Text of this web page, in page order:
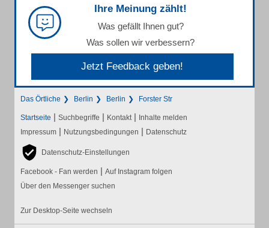
Ihre Meinung zählt!
Was gefällt Ihnen gut?
Was sollen wir verbessern?
Jetzt Feedback geben!
Das Örtliche Berlin Berlin Forster Str
Startseite | Suchbegriffe | Kontakt | Inhalte melden
Impressum | Nutzungsbedingungen | Datenschutz
Datenschutz-Einstellungen
Facebook - Fan werden | Auf Instagram folgen
Über den Messenger suchen
Zur Desktop-Seite wechseln